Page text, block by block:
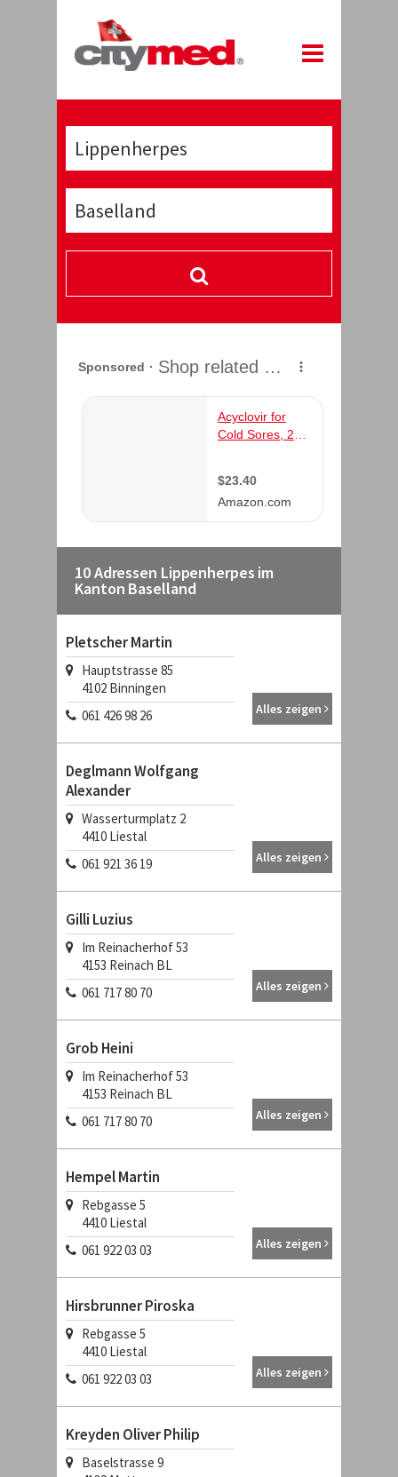
10 Adressen Lippenherpes im
Kanton Baselland
Pletscher Martin
Hauptstrasse 85
4102 Binningen
061 426 98 26
Alles zeigen
Deglmann Wolfgang
Alexander
Wasserturmplatz 2
4410 Liestal
061 921 36 19
Alles zeigen
Gilli Luzius
Im Reinacherhof 53
4153 Reinach BL
061 717 80 70
Alles zeigen
Grob Heini
Im Reinacherhof 53
4153 Reinach BL
061 717 80 70
Alles zeigen
Hempel Martin
Rebgasse 5
4410 Liestal
061 922 03 03
Alles zeigen
Hirsbrunner Piroska
Rebgasse 5
4410 Liestal
061 922 03 03
Alles zeigen
Kreyden Oliver Philip
Baselstrasse 9